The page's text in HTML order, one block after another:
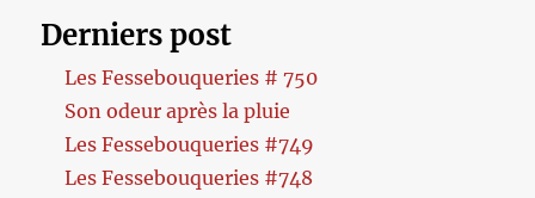
Derniers post
Les Fessebouqueries # 750
Son odeur après la pluie
Les Fessebouqueries #749
Les Fessebouqueries #748